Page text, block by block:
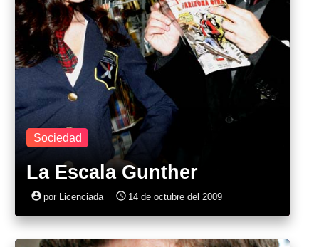
Sociedad
La Escala Gunther
account_circle por Licenciada access_time 14 de octubre del 2009